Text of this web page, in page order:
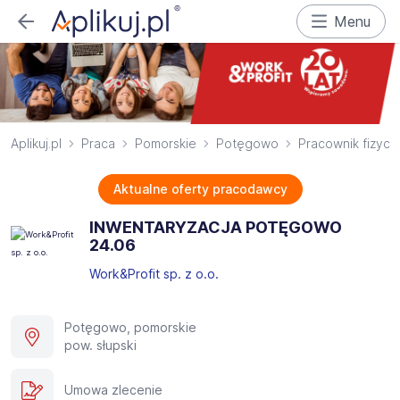
Menu
Aplikuj.pl Praca Pomorskie Potęgowo Pracownik
Aktualne oferty pracodawcy
INWENTARYZACJA POTĘGOWO
24.06​
Work&Profit sp. z o.o.
Potęgowo, pomorskie
pow. słupski
Umowa zlecenie